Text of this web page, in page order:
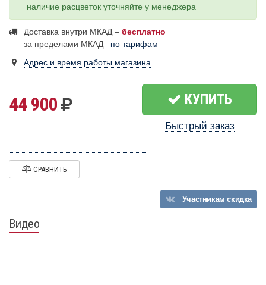
наличие расцветок уточняйте у менеджера
Доставка внутри МКАД – бесплатно
за пределами МКАД– по тарифам
Адрес и время работы магазина
44 900 КУПИТЬ
Быстрый заказ
СРАВНИТЬ
Участникамскидка
Видео